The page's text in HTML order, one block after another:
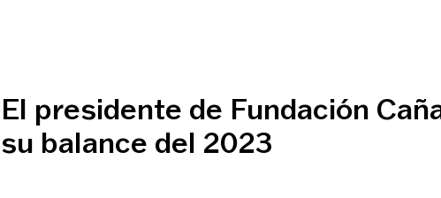
El presidente de Fundación
su balance del 2023